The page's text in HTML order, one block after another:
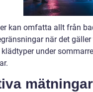
kan omfatta allt från
när det
under